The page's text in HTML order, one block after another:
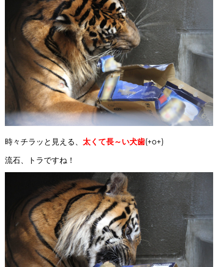
時々チラッと見える、 太くて長～い犬歯(+o+)
流石、トラですね！